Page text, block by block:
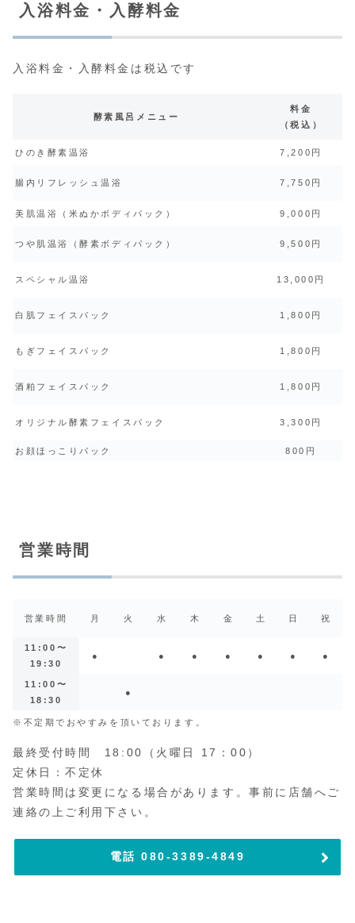
入浴料金・入酵料金
入浴料金・入酵料金は税込です
酵素風呂メニュー
料金
（税込）
ひのき酵素温浴 7,200円
腸内リフレッシュ温浴 7,750円
美肌温浴（米ぬかボディパック） 9,000円
つや肌温浴（酵素ボディパック） 9,500円
スペシャル温浴 13,000円
白肌フェイスパック 1,800円
もぎフェイスパック 1,800円
酒粕フェイスパック 1,800円
オリジナル酵素フェイスパック 3,300円
お顔ほっこりパック 800円
営業時間
営業時間 月 火 水 木 金 土 日 祝
11:00〜
19:30
● ● ● ● ● ● ●
11:00〜
18:30
●
※不定期でおやすみを頂いております。
最終受付時間 18:00（火曜日 17：00）
定休日：不定休
営業時間は変更になる場合があります。事前に店舗へご
連絡の上ご利用下さい。
電話 080-3389-4849